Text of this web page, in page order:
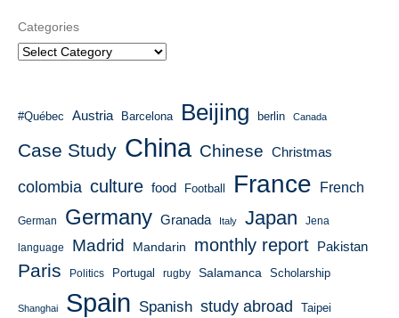
Categories
#Québec Austria Barcelona Beijing berlin Canada
Case Study China Chinese Christmas
colombia culture food Football France French
German Germany Granada Italy Japan Jena
language Madrid Mandarin monthly report Pakistan
Paris Politics Portugal rugby Salamanca Scholarship
Shanghai Spain Spanish study abroad Taipei